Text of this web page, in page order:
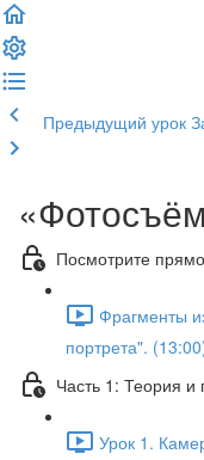
Предыдущий урок
Посмотрите
Фрагменты
портрета".
Часть 1: Теория
Урок 1.